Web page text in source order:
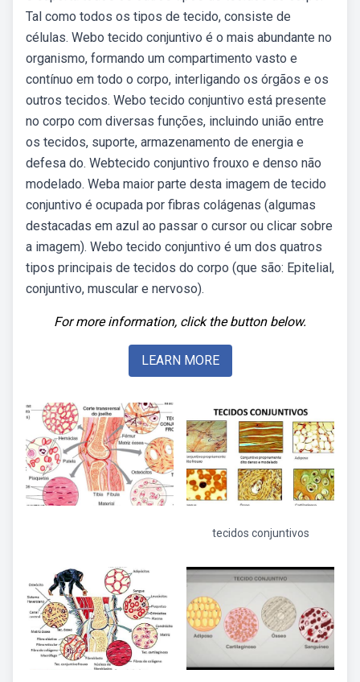
Tal como todos os tipos de tecido, consiste de
células. Webo tecido conjuntivo é o mais abundante no
organismo, formando um compartimento vasto e
contínuo em todo o corpo, interligando os órgãos e os
outros tecidos. Webo tecido conjuntivo está presente
no corpo com diversas funções, incluindo união entre
os tecidos, suporte, armazenamento de energia e
defesa do. Webtecido conjuntivo frouxo e denso não
modelado. Weba maior parte desta imagem de tecido
conjuntivo é ocupada por fibras colágenas (algumas
destacadas em azul ao passar o cursor ou clicar sobre
a imagem). Webo tecido conjuntivo é um dos quatros
tipos principais de tecidos do corpo (que são: Epitelial,
conjuntivo, muscular e nervoso).
For more information, click the button below.
LEARN MORE
tecidos conjuntivos